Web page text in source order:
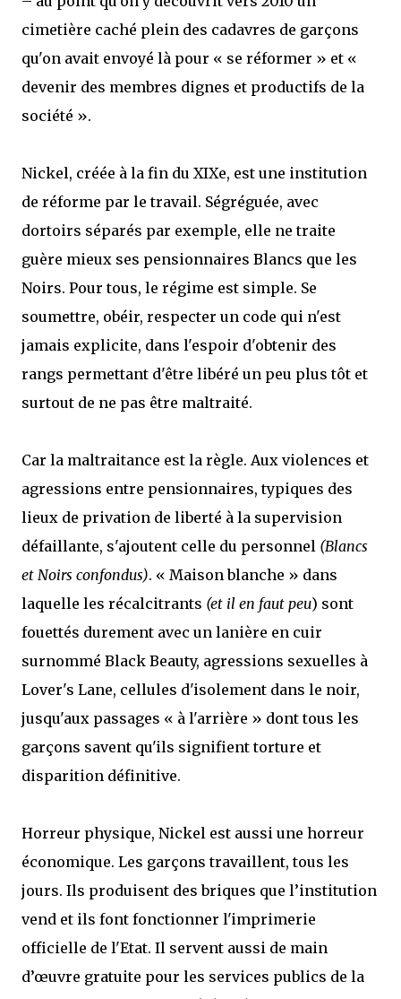
cimetière caché plein des cadavres de garçons
qu'on avait envoyé là pour « se réformer » et «
devenir des membres dignes et productifs de la
société ».
Nickel, créée à la fin du XIXe, est une institution
de réforme par le travail. Ségréguée, avec
dortoirs séparés par exemple, elle ne traite
guère mieux ses pensionnaires Blancs que les
Noirs. Pour tous, le régime est simple. Se
soumettre, obéir, respecter un code qui n'est
jamais explicite, dans l'espoir d'obtenir des
rangs permettant d'être libéré un peu plus tôt et
surtout de ne pas être maltraité.
Car la maltraitance est la règle. Aux violences et
agressions entre pensionnaires, typiques des
lieux de privation de liberté à la supervision
défaillante, s'ajoutent celle du personnel (Blancs
et Noirs confondus). « Maison blanche » dans
laquelle les récalcitrants (et il en faut peu) sont
fouettés durement avec un lanière en cuir
surnommé Black Beauty, agressions sexuelles à
Lover's Lane, cellules d'isolement dans le noir,
jusqu'aux passages « à l'arrière » dont tous les
garçons savent qu'ils signifient torture et
disparition définitive.
Horreur physique, Nickel est aussi une horreur
économique. Les garçons travaillent, tous les
jours. Ils produisent des briques que l’institution
vend et ils font fonctionner l'imprimerie
officielle de l'Etat. Il servent aussi de main
d’œuvre gratuite pour les services publics de la